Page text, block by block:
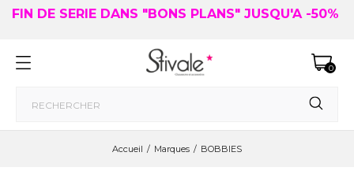
FIN DE SERIE DANS "BONS PLANS" JUSQU'A -50%
0
Accueil Marques BOBBIES